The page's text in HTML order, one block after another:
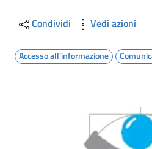
Condividi Vedi azioni
Accesso all'informazione